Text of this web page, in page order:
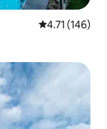
レビュー146
4.71 (146)